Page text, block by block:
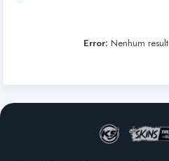
Error: Nenhum